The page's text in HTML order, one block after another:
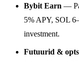
Bybit Earn —
5% APY, SOL
investment.
Futuurid &